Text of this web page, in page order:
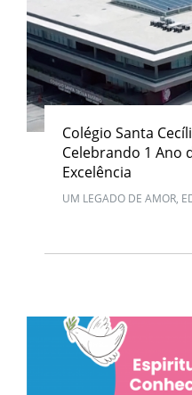
Colégio Santa
Celebrando 1 Ano
Excelência
UM LEGADO DE AMOR,